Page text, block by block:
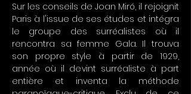
Sur les conseils de Joan Miró, il rejoignit
Paris à l'issue de ses études et intégra
le groupe des surréalistes où il
rencontra sa femme Gala. Il trouva
son propre style à partir de 1929,
année où il devint surréaliste à part
entière et inventa la méthode